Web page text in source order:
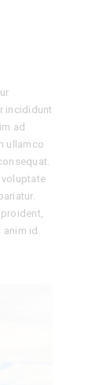
incididunt
ad
ullamco
id